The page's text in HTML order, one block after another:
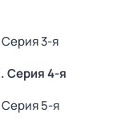
Серия 3-я
. Серия 4-я
Серия 5-я